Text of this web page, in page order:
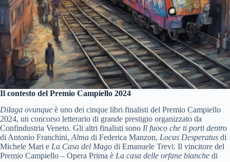
Il contesto del Premio Campiello 2024
Dilaga ovunque è uno dei cinque libri finalisti del Premio Campiello
2024, un concorso letterario di grande prestigio organizzato da
Confindustria Veneto. Gli altri finalisti sono Il fuoco che ti porti dentro
di Antonio Franchini, Alma di Federica Manzon, Locus Desperatus di
Michele Mari e La Casa del Mago di Emanuele Trevi. Il vincitore del
Premio Campiello – Opera Prima è La casa delle orfane bianche di